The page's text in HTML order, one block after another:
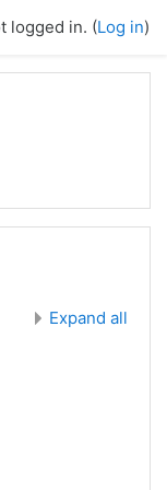
logged in. (Log in)
Expand all